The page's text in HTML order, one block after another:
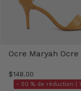
Ocre Maryah Ocre
$148.00
- 50 % de réduction |